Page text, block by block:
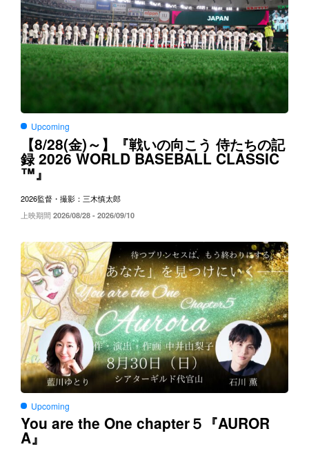
Upcoming
【8/28(金)～】『戦いの向こう 侍たちの記
録2026 WORLD BASEBALL CLASSIC
™』
2026監督・撮影：三木慎太郎
上映期間 2026/08/28 - 2026/09/10
Upcoming
You are the One chapter５ 『AUROR
A』